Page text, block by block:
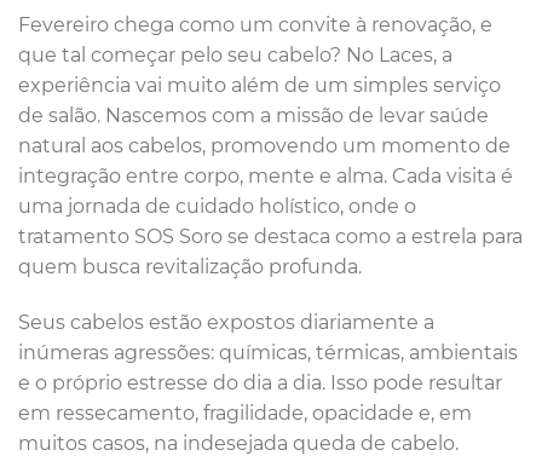
Fevereiro chega como um convite à renovação, e
que tal começar pelo seu cabelo? No Laces, a
experiência vai muito além de um simples serviço
de salão. Nascemos com a missão de levar saúde
natural aos cabelos, promovendo um momento de
integração entre corpo, mente e alma. Cada visita é
uma jornada de cuidado holístico, onde o
tratamento SOS Soro se destaca como a estrela para
quem busca revitalização profunda.
Seus cabelos estão expostos diariamente a
inúmeras agressões: químicas, térmicas, ambientais
e o próprio estresse do dia a dia. Isso pode resultar
em ressecamento, fragilidade, opacidade e, em
muitos casos, na indesejada queda de cabelo.